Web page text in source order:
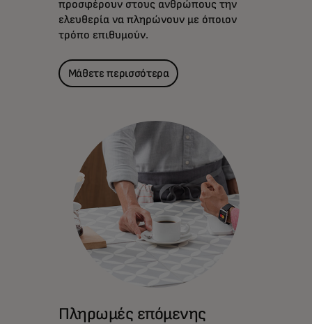
Η Mastercard συνεργάζεται με
χρηματοπιστωτικά ιδρύματα εδώ και
δεκαετίες για την προώθηση της
καινοτομίας και της ανάπτυξης.
προσφέρουν στους ανθρώπους την
ελευθερία να πληρώνουν με όποιον
τρόπο επιθυμούν.
Μάθετε περισσότερα
Πληρωμές επόμενης